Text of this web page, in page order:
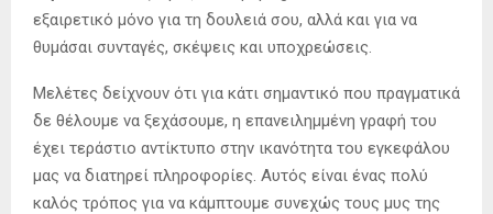
εξαιρετικό μόνο για τη δουλειά σου, αλλά και για να
θυμάσαι συνταγές, σκέψεις και υποχρεώσεις.
Μελέτες δείχνουν ότι για κάτι σημαντικό που πραγματικά
δε θέλουμε να ξεχάσουμε, η επανειλημμένη γραφή του
έχει τεράστιο αντίκτυπο στην ικανότητα του εγκεφάλου
μας να διατηρεί πληροφορίες. Αυτός είναι ένας πολύ
καλός τρόπος για να κάμπτουμε συνεχώς τους μυς της